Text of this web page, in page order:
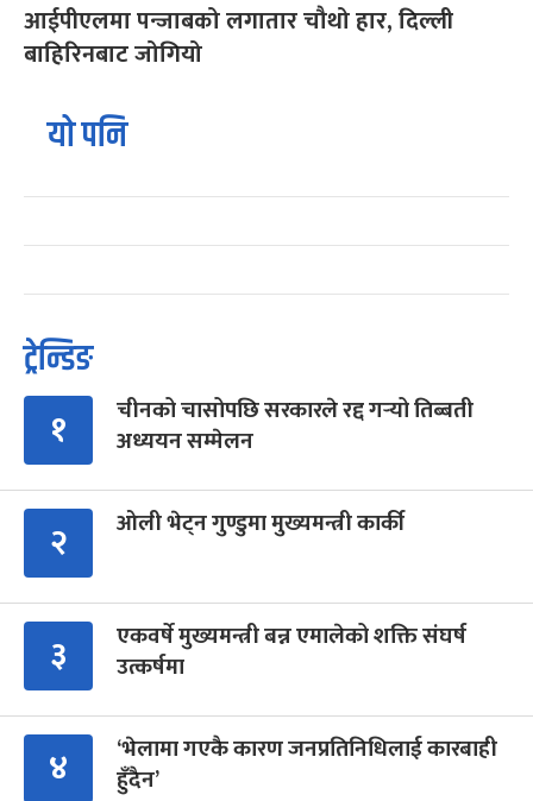
आईपीएलमा पन्जाबको लगातार चौथो हार, दिल्ली
बाहिरिनबाट जोगियो
यो पनि
ट्रेन्डिङ
१
चीनको चासोपछि सरकारले रद्द गर्‍यो तिब्बती
अध्ययन सम्मेलन
२ ओली भेट्न गुण्डुमा मुख्यमन्त्री कार्की
३
एकवर्षे मुख्यमन्त्री बन्न एमालेको शक्ति संघर्ष
उत्कर्षमा
४
‘भेलामा गएकै कारण जनप्रतिनिधिलाई कारबाही
हुँदैन’